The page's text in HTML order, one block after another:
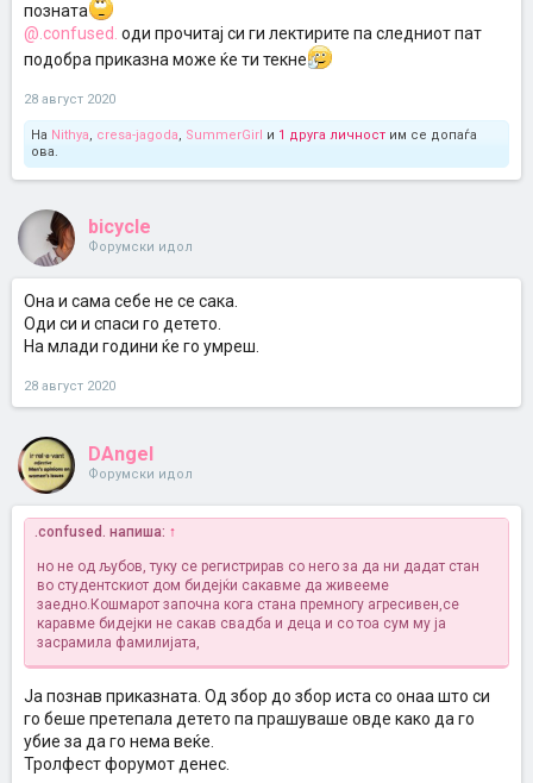
позната
@.confused. оди прочитај си ги лектирите па следниот пат
подобра приказна може ќе ти текне
28 август 2020
На Nithya, cresa-jagoda, SummerGirl и 1 друга личност им се допаѓа
ова.
bicycle
Форумски идол
Она и сама себе не се сака.
Оди си и спаси го детето.
На млади години ќе го умреш.
28 август 2020
DAngel
Форумски идол
.confused. напиша: ↑
но не од љубов, туку се регистрирав со него за да ни дадат стан
во студентскиот дом бидејќи сакавме да живееме
заедно.Кошмарот започна кога стана премногу агресивен,се
каравме бидејки не сакав свадба и деца и со тоа сум му ја
засрамила фамилијата,
Ја познав приказната. Од збор до збор иста со онаа што си
го беше претепала детето па прашуваше овде како да го
убие за да го нема веќе.
Тролфест форумот денес.